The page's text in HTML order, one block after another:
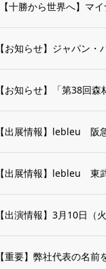
【お知らせ】ジャパン
【出展情報】lebleu 阪
【出展情報】lebleu 東
【重要】弊社代表の名